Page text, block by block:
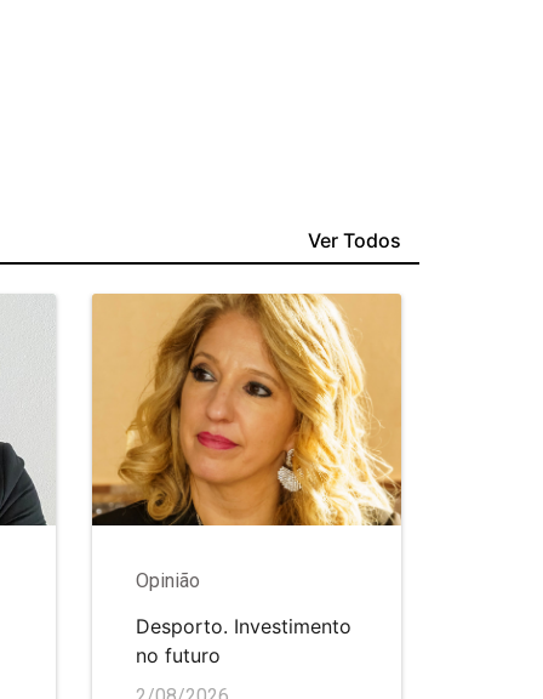
Ver Todos
Opinião
Desporto. Investimento
no futuro